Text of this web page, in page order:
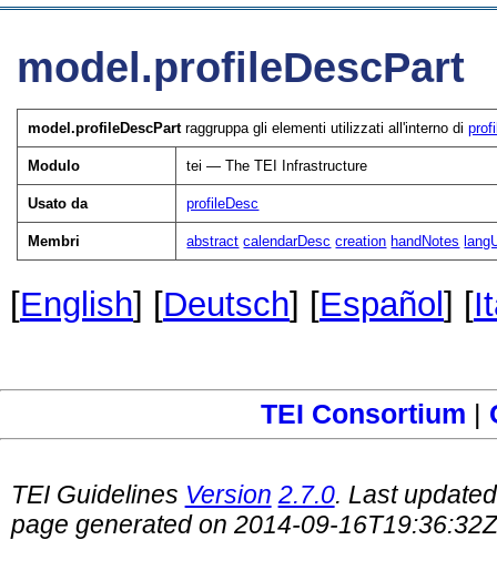
model.profileDescPart
model.profileDescPartraggruppa gli elementi utilizzati all'interno di
Modulo tei — The TEI Infrastructure
Usato da profileDesc
Membri abstract calendarDesc creation handNotes
[English] [Deutsch] [Español ] [
TEI Consortium |
TEI Guidelines Version 2.7.0. Last
page generated on 2014-09-16T19:36:32Z